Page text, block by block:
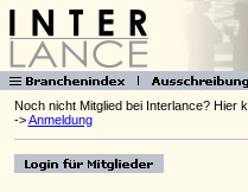
Noch nicht Mitglied bei Interlance? Hier
->Anmeldung